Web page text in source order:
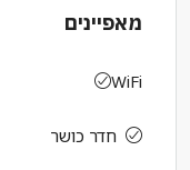
מאפיינים
WiFi
חדר כושר